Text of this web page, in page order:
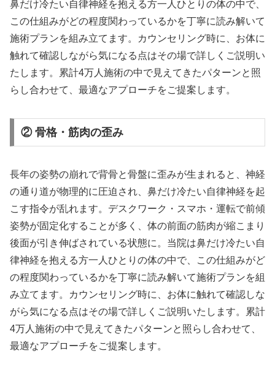
鼻だけ冷たい自律神経を抱える方一人ひとりの体の中で、
この仕組みがどの程度関わっているかを丁寧に読み解いて
施術プランを組み立てます。カウンセリング時に、お体に
触れて確認しながら気になる点はその場で詳しくご説明い
たします。累計4万人施術の中で見えてきたパターンと照
らし合わせて、最適なアプローチをご提案します。
② 骨格・筋肉の歪み
長年の姿勢の崩れで背骨と骨盤に歪みが生まれると、神経
の通り道が物理的に圧迫され、鼻だけ冷たい自律神経を起
こす指令が乱れます。デスクワーク・スマホ・運転で前傾
姿勢が固定化することが多く、体の前面の筋肉が縮こまり
後面が引き伸ばされている状態に。当院は鼻だけ冷たい自
律神経を抱える方一人ひとりの体の中で、この仕組みがど
の程度関わっているかを丁寧に読み解いて施術プランを組
み立てます。カウンセリング時に、お体に触れて確認しな
がら気になる点はその場で詳しくご説明いたします。累計
4万人施術の中で見えてきたパターンと照らし合わせて、
最適なアプローチをご提案します。